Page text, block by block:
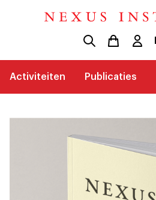
Activiteiten Publicaties